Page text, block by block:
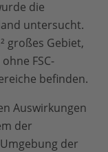
die
untersucht.
großes Gebiet,
FSC-
befinden.
Auswirkungen
der
der